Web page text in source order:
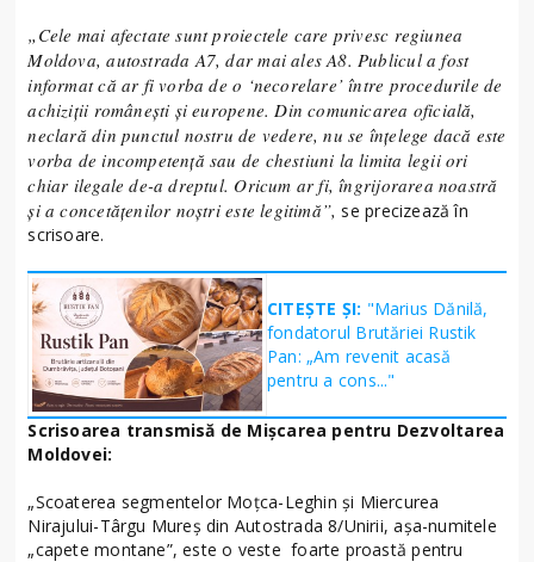
„Cele mai afectate sunt proiectele care privesc regiunea
Moldova, autostrada A7, dar mai ales A8. Publicul a fost
informat că ar fi vorba de o ‘necorelare’ între procedurile de
achiziții românești și europene. Din comunicarea oficială,
neclară din punctul nostru de vedere, nu se înțelege dacă este
vorba de incompetență sau de chestiuni la limita legii ori
chiar ilegale de-a dreptul. Oricum ar fi, îngrijorarea noastră
și a concetățenilor noștri este legitimă”, se precizează în
scrisoare.
CITEȘTE ȘI: "Marius Dănilă,
fondatorul Brutăriei Rustik
Pan: „Am revenit acasă
pentru a cons..."
Scrisoarea transmisă de Mișcarea pentru Dezvoltarea
Moldovei:
„Scoaterea segmentelor Moțca-Leghin și Miercurea
Nirajului-Târgu Mureș din Autostrada 8/Unirii, așa-numitele
„capete montane”, este o veste foarte proastă pentru